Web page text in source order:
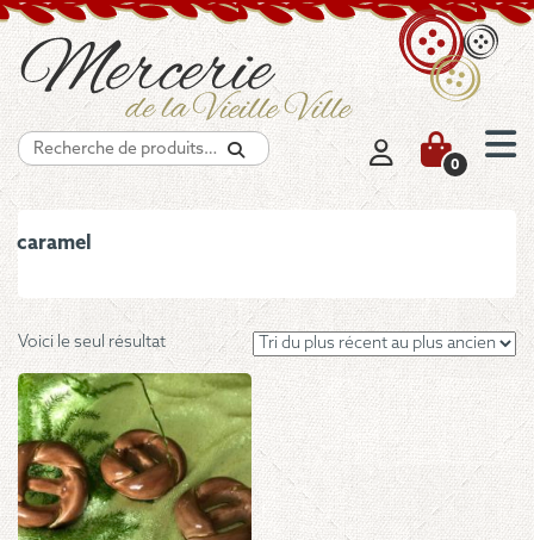
Recherche
0
caramel
Voici le seul résultat